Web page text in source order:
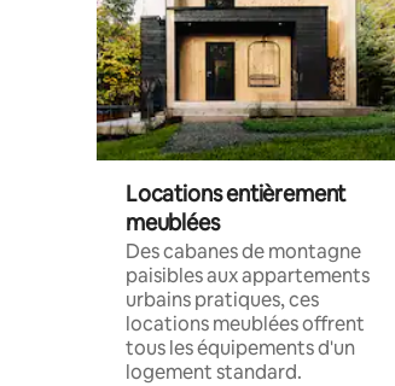
Locations entièrement
meublées
Des cabanes de montagne
paisibles aux appartements
urbains pratiques, ces
locations meublées offrent
tous les équipements d'un
logement standard.